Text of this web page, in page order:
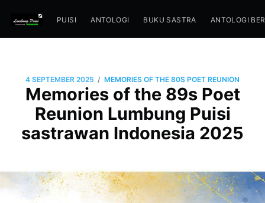
PUISI ANTOLOGI BUKU SASTRA ANTOLOGI
4 SEPTEMBER 2025 / MEMORIES OF THE 80S POET REUNION
Memories of the 89s Poet
Reunion Lumbung Puisi
sastrawan Indonesia 2025